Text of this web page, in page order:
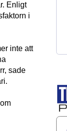
Enligt
i
inte att
sade